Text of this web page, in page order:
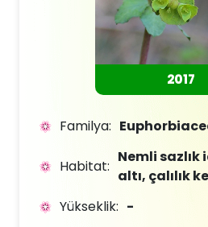
2017
Familya:
Habitat:
Nemli sazlık
altı, çalılık
Yükseklik: -